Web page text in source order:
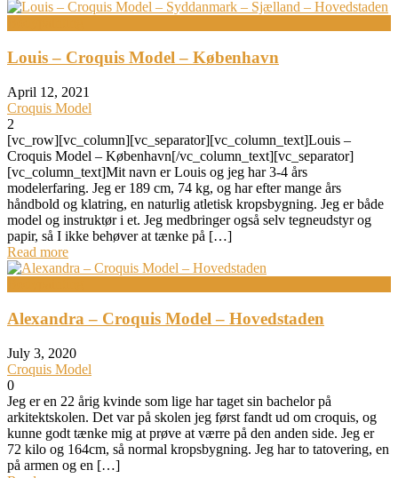
Louis – Croquis Model – København
April 12, 2021
Croquis Model
2
[vc_row][vc_column][vc_separator][vc_column_text]Louis –
Croquis Model – København[/vc_column_text][vc_separator]
[vc_column_text]Mit navn er Louis og jeg har 3-4 års
modelerfaring. Jeg er 189 cm, 74 kg, og har efter mange års
håndbold og klatring, en naturlig atletisk kropsbygning. Jeg er både
model og instruktør i et. Jeg medbringer også selv tegneudstyr og
papir, så I ikke behøver at tænke på […]
Read more
Alexandra – Croquis Model – Hovedstaden
July 3, 2020
Croquis Model
0
Jeg er en 22 årig kvinde som lige har taget sin bachelor på
arkitektskolen. Det var på skolen jeg først fandt ud om croquis, og
kunne godt tænke mig at prøve at værre på den anden side. Jeg er
72 kilo og 164cm, så normal kropsbygning. Jeg har to tatovering, en
på armen og en […]